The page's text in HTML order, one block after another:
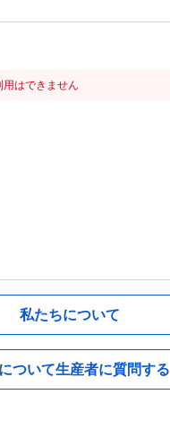
はできません
私たちについて
ついて生産者に質問する